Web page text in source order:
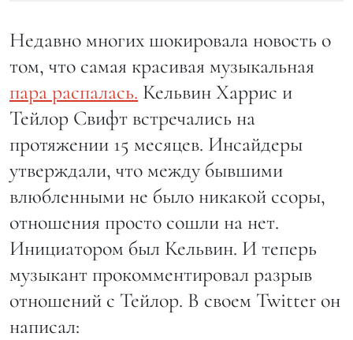
Недавно многих шокировала новость о
том, что самая красивая музыкальная
пара распалась. Кельвин Харрис и
Тейлор Свифт встречались на
протяжении 15 месяцев. Инсайдеры
утверждали, что между бывшими
влюбленными не было никакой ссоры,
отношения просто сошли на нет.
Инициатором был Кельвин. И теперь
музыкант прокомментировал разрыв
отношений с Тейлор. В своем Twitter он
написал: